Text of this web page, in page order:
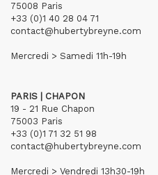
75008 Paris
+33 (0)1 40 28 04 71
contact@hubertybreyne.com
Mercredi > Samedi 11h-19h
PARIS | CHAPON
19 - 21 Rue Chapon
75003 Paris
+33 (0)1 71 32 51 98
contact@hubertybreyne.com
Mercredi > Vendredi 13h30-19h